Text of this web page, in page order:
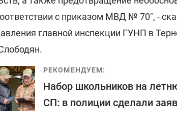
с приказом МВД № 70", -
главной инспекции ГУНП в
РЕКОМЕНДУЕМ:
Набор школьников на
СП: в полиции сделали